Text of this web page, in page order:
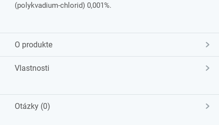
(polykvadium-chlorid) 0,001%.
O produkte
Vlastnosti
Otázky (0)